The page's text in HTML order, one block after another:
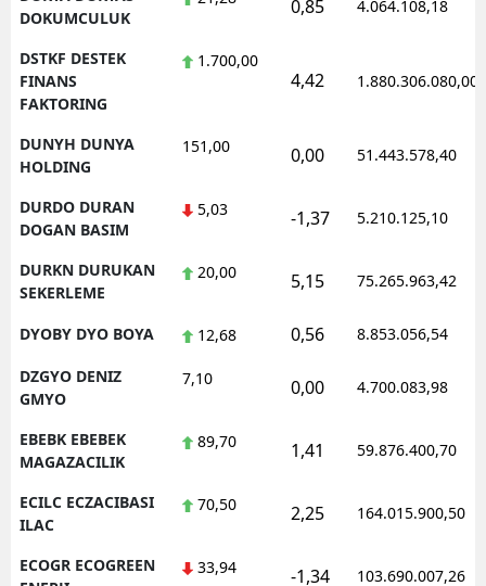
DOKUMCULUK
0,85 4.064.108,18
DSTKF DESTEK
FINANS
FAKTORING
1.700,00
4,42 1.880.306.080,00
DUNYH DUNYA
HOLDING
151,00 0,00 51.443.578,40
DURDO DURAN
DOGAN BASIM
5,03 -1,37 5.210.125,10
DURKN DURUKAN
SEKERLEME
20,00 5,15 75.265.963,42
DYOBY DYO BOYA 12,68 0,56 8.853.056,54
DZGYO DENIZ
GMYO
7,10 0,00 4.700.083,98
EBEBK EBEBEK
MAGAZACILIK
89,70 1,41 59.876.400,70
ECILC ECZACIBASI
ILAC
70,50 2,25 164.015.900,50
ECOGR ECOGREEN
33,94 -1,34 103.690.007,26